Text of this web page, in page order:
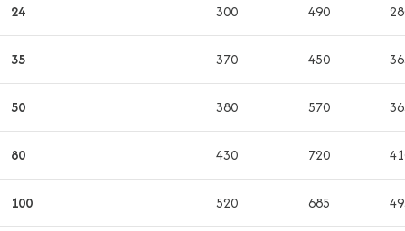
24 300 490
35 370 450
50 380 570
80 430 720
100 520 685